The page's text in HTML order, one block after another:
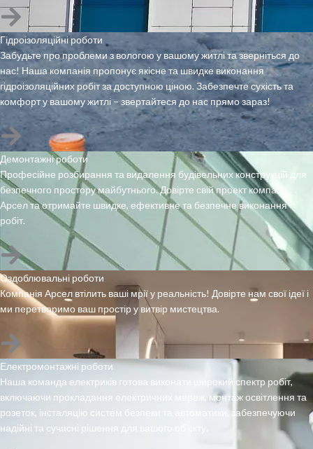
Гідроізоляційні роботи
Забудьте про проблеми з вологою у вашому житлі та зверніться до
нас! Наша компанія пропонує якісне та швидке виконання
гідроізоляційних робіт за доступною ціною. Забезпечте сухість та
комфорт у вашому житлі – звертайтеся до нас прямо зараз!
Демонтажні роботи
Професійне розбирання та видалення будівельних конструкцій для
безпечного простору майбутнього. Довірте свій проект компанії
Арсел та отримайте швидке, ефективне та безпечне виконання
робіт.
Оздоблювальні роботи
Компанія Арсел втілить ваші мрії у реальність! Довірте нам свої ідеї і
ми перетворимо ваш простір у витвір мистецтва.
Електромонтажні роботи
Наша команда електриків готова виконати широкий спектр робіт,
включаючи прокладання електричних мереж, монтаж освітлення та
розеток, інсталяцію систем безпеки та автоматики, забезпечуючи
надійні та сучасні рішення для вашого об’єкту.